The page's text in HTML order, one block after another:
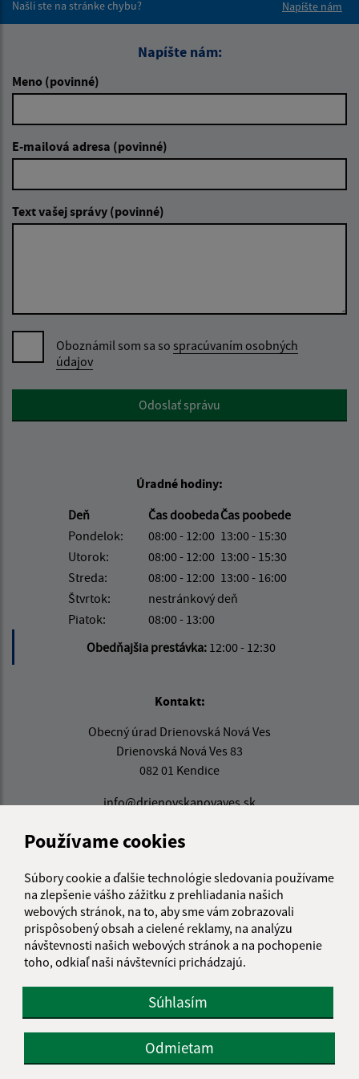
Používame cookies
Súbory cookie a ďalšie technológie sledovania používame
na zlepšenie vášho zážitku z prehliadania našich
webových stránok, na to, aby sme vám zobrazovali
prispôsobený obsah a cielené reklamy, na analýzu
návštevnosti našich webových stránok a na pochopenie
toho, odkiaľ naši návštevníci prichádzajú.
Súhlasím
Odmietam
Našli ste na stránke chybu?
Napíšte nám
Napíšte nám:
Meno (povinné)
E-mailová adresa (povinné)
Text vašej správy (povinné)
Oboznámil som sa so spracúvaním osobných
údajov
Google reCaptcha ResponseOdoslať správu
Úradné hodiny:
Deň
Čas doobedaČas poobede
Pondelok:
08:00 - 12:00 13:00 - 15:30
Utorok:
08:00 - 12:00 13:00 - 15:30
Streda:
08:00 - 12:00 13:00 - 16:00
Štvrtok:
nestránkový deň
Piatok:
08:00 - 13:00
Obedňajšia prestávka: 12:00 - 12:30
Kontakt:
Obecný úrad Drienovská Nová Ves
Drienovská Nová Ves 83
082 01 Kendice
info@drienovskanovaves.sk
IČO: 00326976